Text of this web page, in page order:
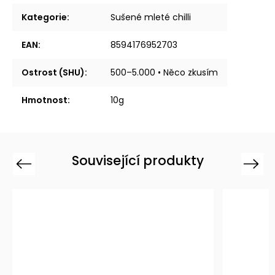
Kategorie: Sušené mleté chilli
EAN: 8594176952703
Ostrost (SHU): 500–5.000 • Něco zkusím
Hmotnost: 10g
Související produkty
Previous Next